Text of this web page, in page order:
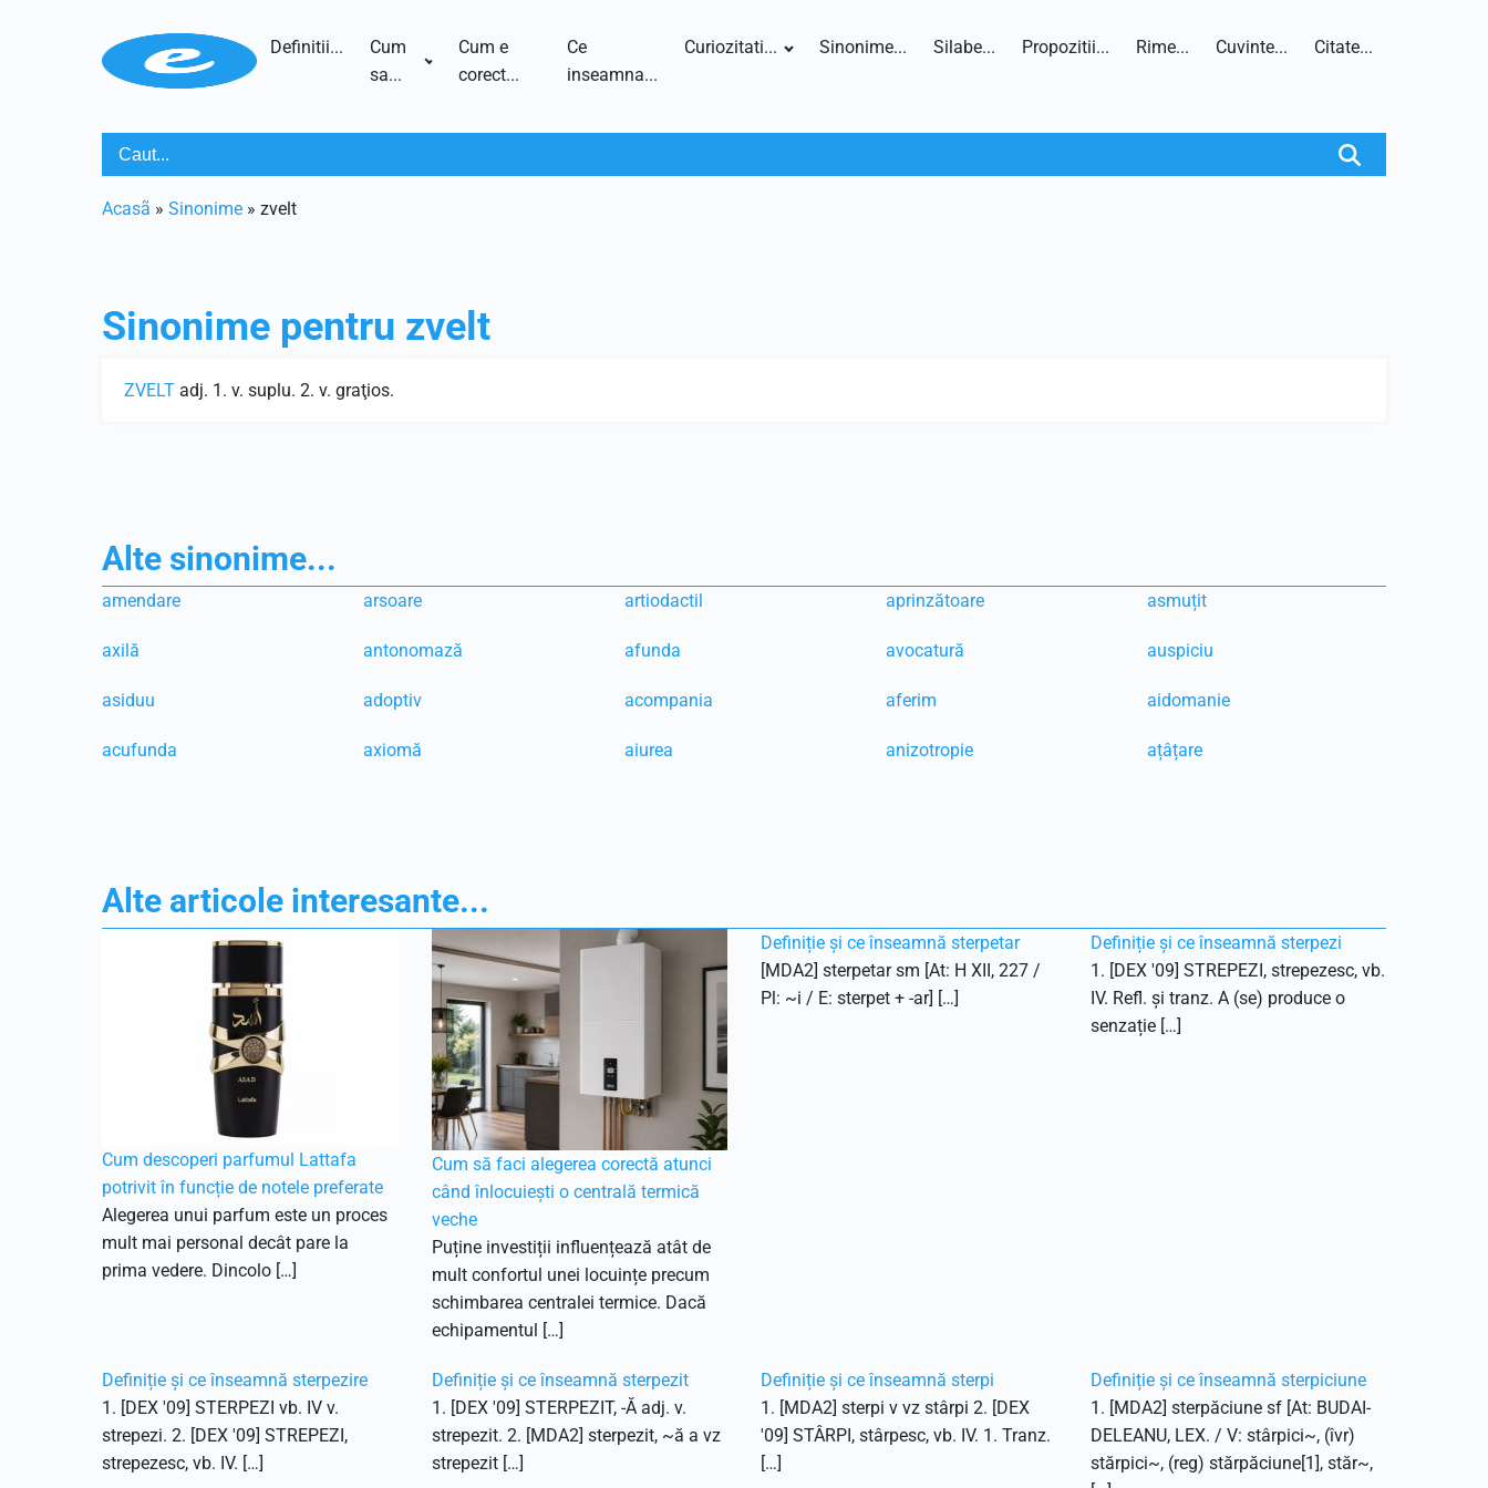
Definitii...
Cum
sa...
Cum e
corect...
Ce
inseamna...
Curiozitati... Sinonime... Silabe... Propozitii... Rime... Cuvinte... Citate...
Acasã » Sinonime » zvelt
Sinonime pentru zvelt
ZVELT adj. 1. v. suplu. 2. v. graţios.
Alte sinonime...
amendare arsoare artiodactil aprinzătoare asmuțit
axilă antonomază afunda avocatură auspiciu
asiduu adoptiv acompania aferim aidomanie
acufunda axiomă aiurea anizotropie ațâțare
Alte articole interesante...
Cum descoperi parfumul Lattafa
potrivit în funcție de notele preferate
Alegerea unui parfum este un proces
mult mai personal decât pare la
prima vedere. Dincolo […]
Cum să faci alegerea corectă atunci
când înlocuiești o centrală termică
veche
Puține investiții influențează atât de
mult confortul unei locuințe precum
schimbarea centralei termice. Dacă
echipamentul […]
Definiție și ce înseamnă sterpetar
[MDA2] sterpetar sm [At: H XII, 227 /
Pl: ~i / E: sterpet + -ar] […]
Definiție și ce înseamnă sterpezi
1. [DEX '09] STREPEZI, strepezesc, vb.
IV. Refl. și tranz. A (se) produce o
senzație […]
Definiție și ce înseamnă sterpezire
1. [DEX '09] STERPEZI vb. IV v.
strepezi. 2. [DEX '09] STREPEZI,
strepezesc, vb. IV. […]
Definiție și ce înseamnă sterpezit
1. [DEX '09] STERPEZIT, -Ă adj. v.
strepezit. 2. [MDA2] sterpezit, ~ă a vz
strepezit […]
Definiție și ce înseamnă sterpi
1. [MDA2] sterpi v vz stârpi 2. [DEX
'09] STÂRPI, stârpesc, vb. IV. 1. Tranz.
[…]
Definiție și ce înseamnă sterpiciune
1. [MDA2] sterpăciune sf [At: BUDAI-
DELEANU, LEX. / V: stârpici~, (îvr)
stărpici~, (reg) stărpăciune[1], stăr~,